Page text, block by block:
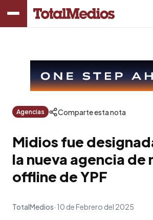
Agencias Comparte esta nota
Midios fue
la nueva agencia de
offline de YPF
TotalMedios 10 de Febrero del 2025